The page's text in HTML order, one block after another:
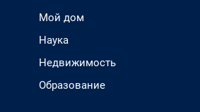
Мой дом
Наука
Недвижимость
Образование